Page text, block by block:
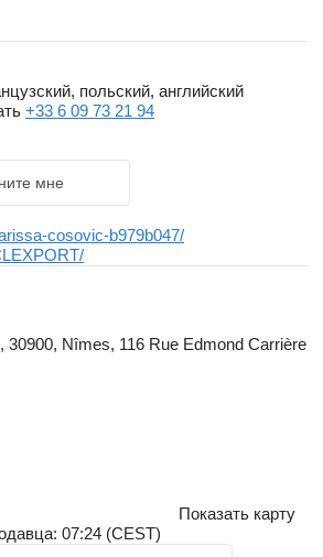
польский, английский
+33 6 09 73 21 94
мне
cosovic-b979b047/
Nîmes, 116 Rue Edmond Carrière
Показать карту
07:24 (CEST)